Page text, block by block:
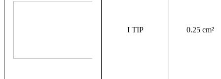
I TIP 0.25 cm²